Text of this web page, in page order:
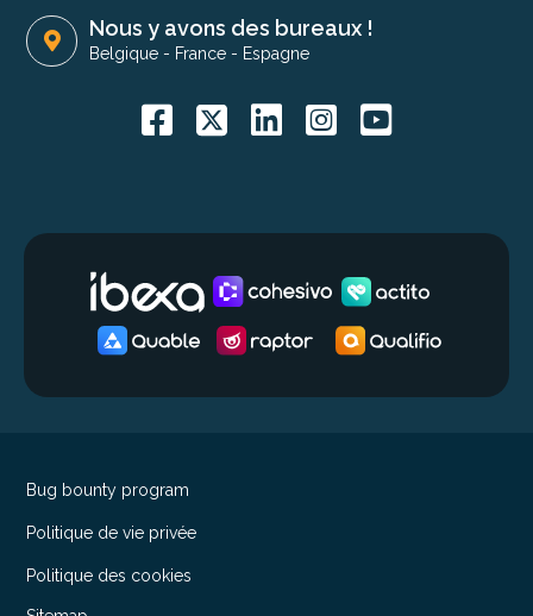
Nous y avons des bureaux !
Belgique - France - Espagne
Bug bounty program
Politique de vie privée
Politique des cookies